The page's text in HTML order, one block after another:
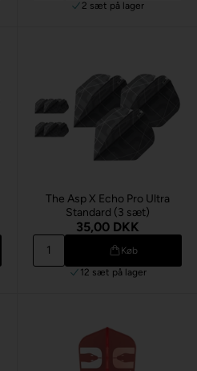
2 sæt på lager
The Asp X Echo Pro Ultra
Standard (3 sæt)
35,00 DKK
Køb
12 sæt på lager